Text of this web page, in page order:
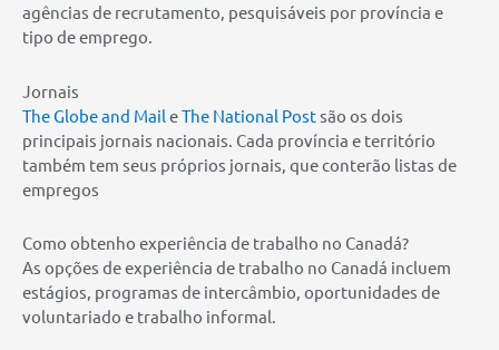
agências de recrutamento, pesquisáveis ​​por província e
tipo de emprego.
Jornais
The Globe and Mail eThe National Postsão os dois
principais jornais nacionais. Cada província e território
também tem seus próprios jornais, que conterão listas de
empregos
Como obtenho experiência de trabalho no Canadá?
As opções de experiência de trabalho no Canadá incluem
estágios, programas de intercâmbio, oportunidades de
voluntariado e trabalho informal.